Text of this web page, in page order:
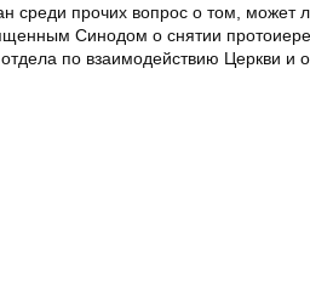
среди прочих вопрос о том, может
Синодом о снятии
по взаимодействию Церкви и